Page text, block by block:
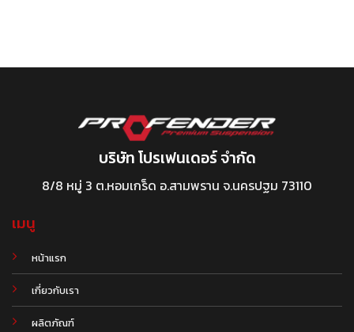
บริษัท โปรเฟนเดอร์ จำกัด
8/8 หมู่ 3 ต.หอมเกร็ด อ.สามพราน จ.นครปฐม 73110
เมนู
หน้าแรก
เกี่ยวกับเรา
ผลิตภัณฑ์